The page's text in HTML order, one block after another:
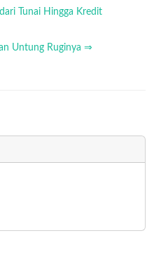
Tunai Hingga Kredit
Untung Ruginya ⇒